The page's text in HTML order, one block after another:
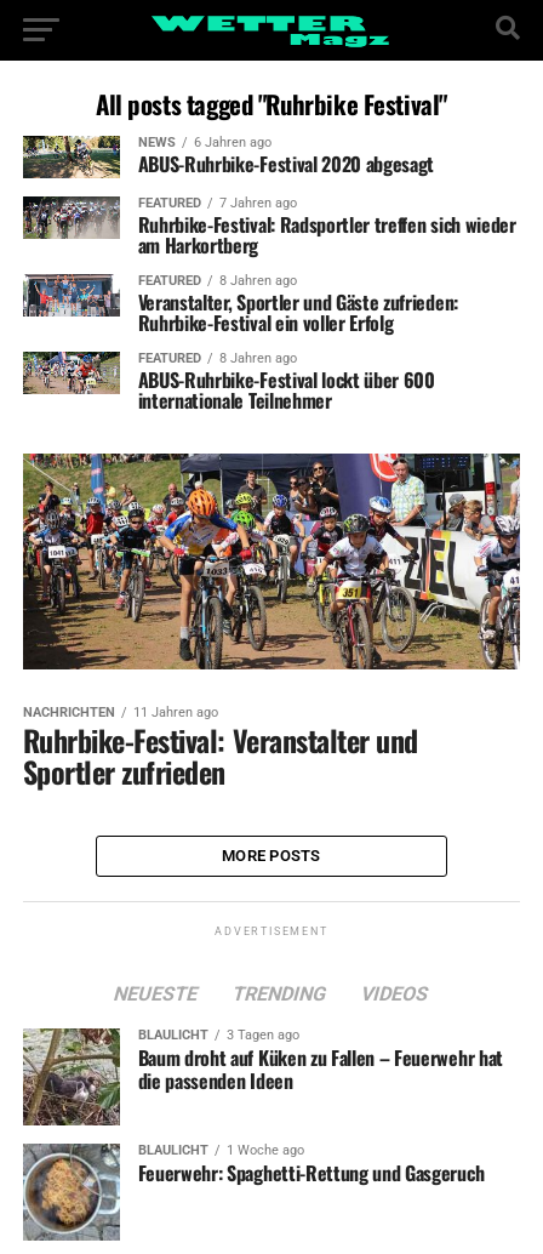
All posts tagged "Ruhrbike Festival"
NEWS 6 Jahren ago
ABUS-Ruhrbike-Festival 2020 abgesagt
FEATURED 7 Jahren ago
Ruhrbike-Festival: Radsportler treffen sich wieder
am Harkortberg
FEATURED 8 Jahren ago
Veranstalter, Sportler und Gäste zufrieden:
Ruhrbike-Festival ein voller Erfolg
FEATURED 8 Jahren ago
ABUS-Ruhrbike-Festival lockt über 600
internationale Teilnehmer
NACHRICHTEN 11 Jahren ago
Ruhrbike-Festival: Veranstalter und
Sportler zufrieden
MORE POSTS
ADVERTISEMENT
NEUESTE TRENDING VIDEOS
BLAULICHT 3 Tagen ago
Baum droht auf Küken zu Fallen – Feuerwehr hat
die passenden Ideen
BLAULICHT 1 Woche ago
Feuerwehr: Spaghetti-Rettung und Gasgeruch